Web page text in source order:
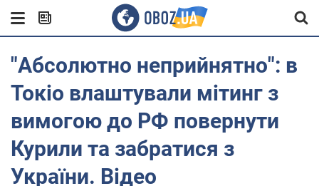
"Абсолютно неприйнятно": в
Токіо влаштували мітинг з
вимогою до РФ повернути
Курили та забратися з
України. Відео